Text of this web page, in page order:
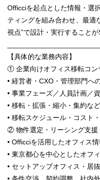
Officciを起点とした情報・選
ティングを組み合わせ、最適
視点”で設計・実行することが
【具体的な業務内容】
① 企業向けオフィス移転コン
• 経営者・CXO・管理部門へ
• 事業フェーズ／人員計画／
• 移転・拡張・縮小・集約な
• 移転スケジュール・コスト
② 物件選定・リーシング支援
• Officciを活用したオフィス
• 東京都心を中心としたオフ
• セットアップオフィス・居
• 条件交渉、契約調整、社内